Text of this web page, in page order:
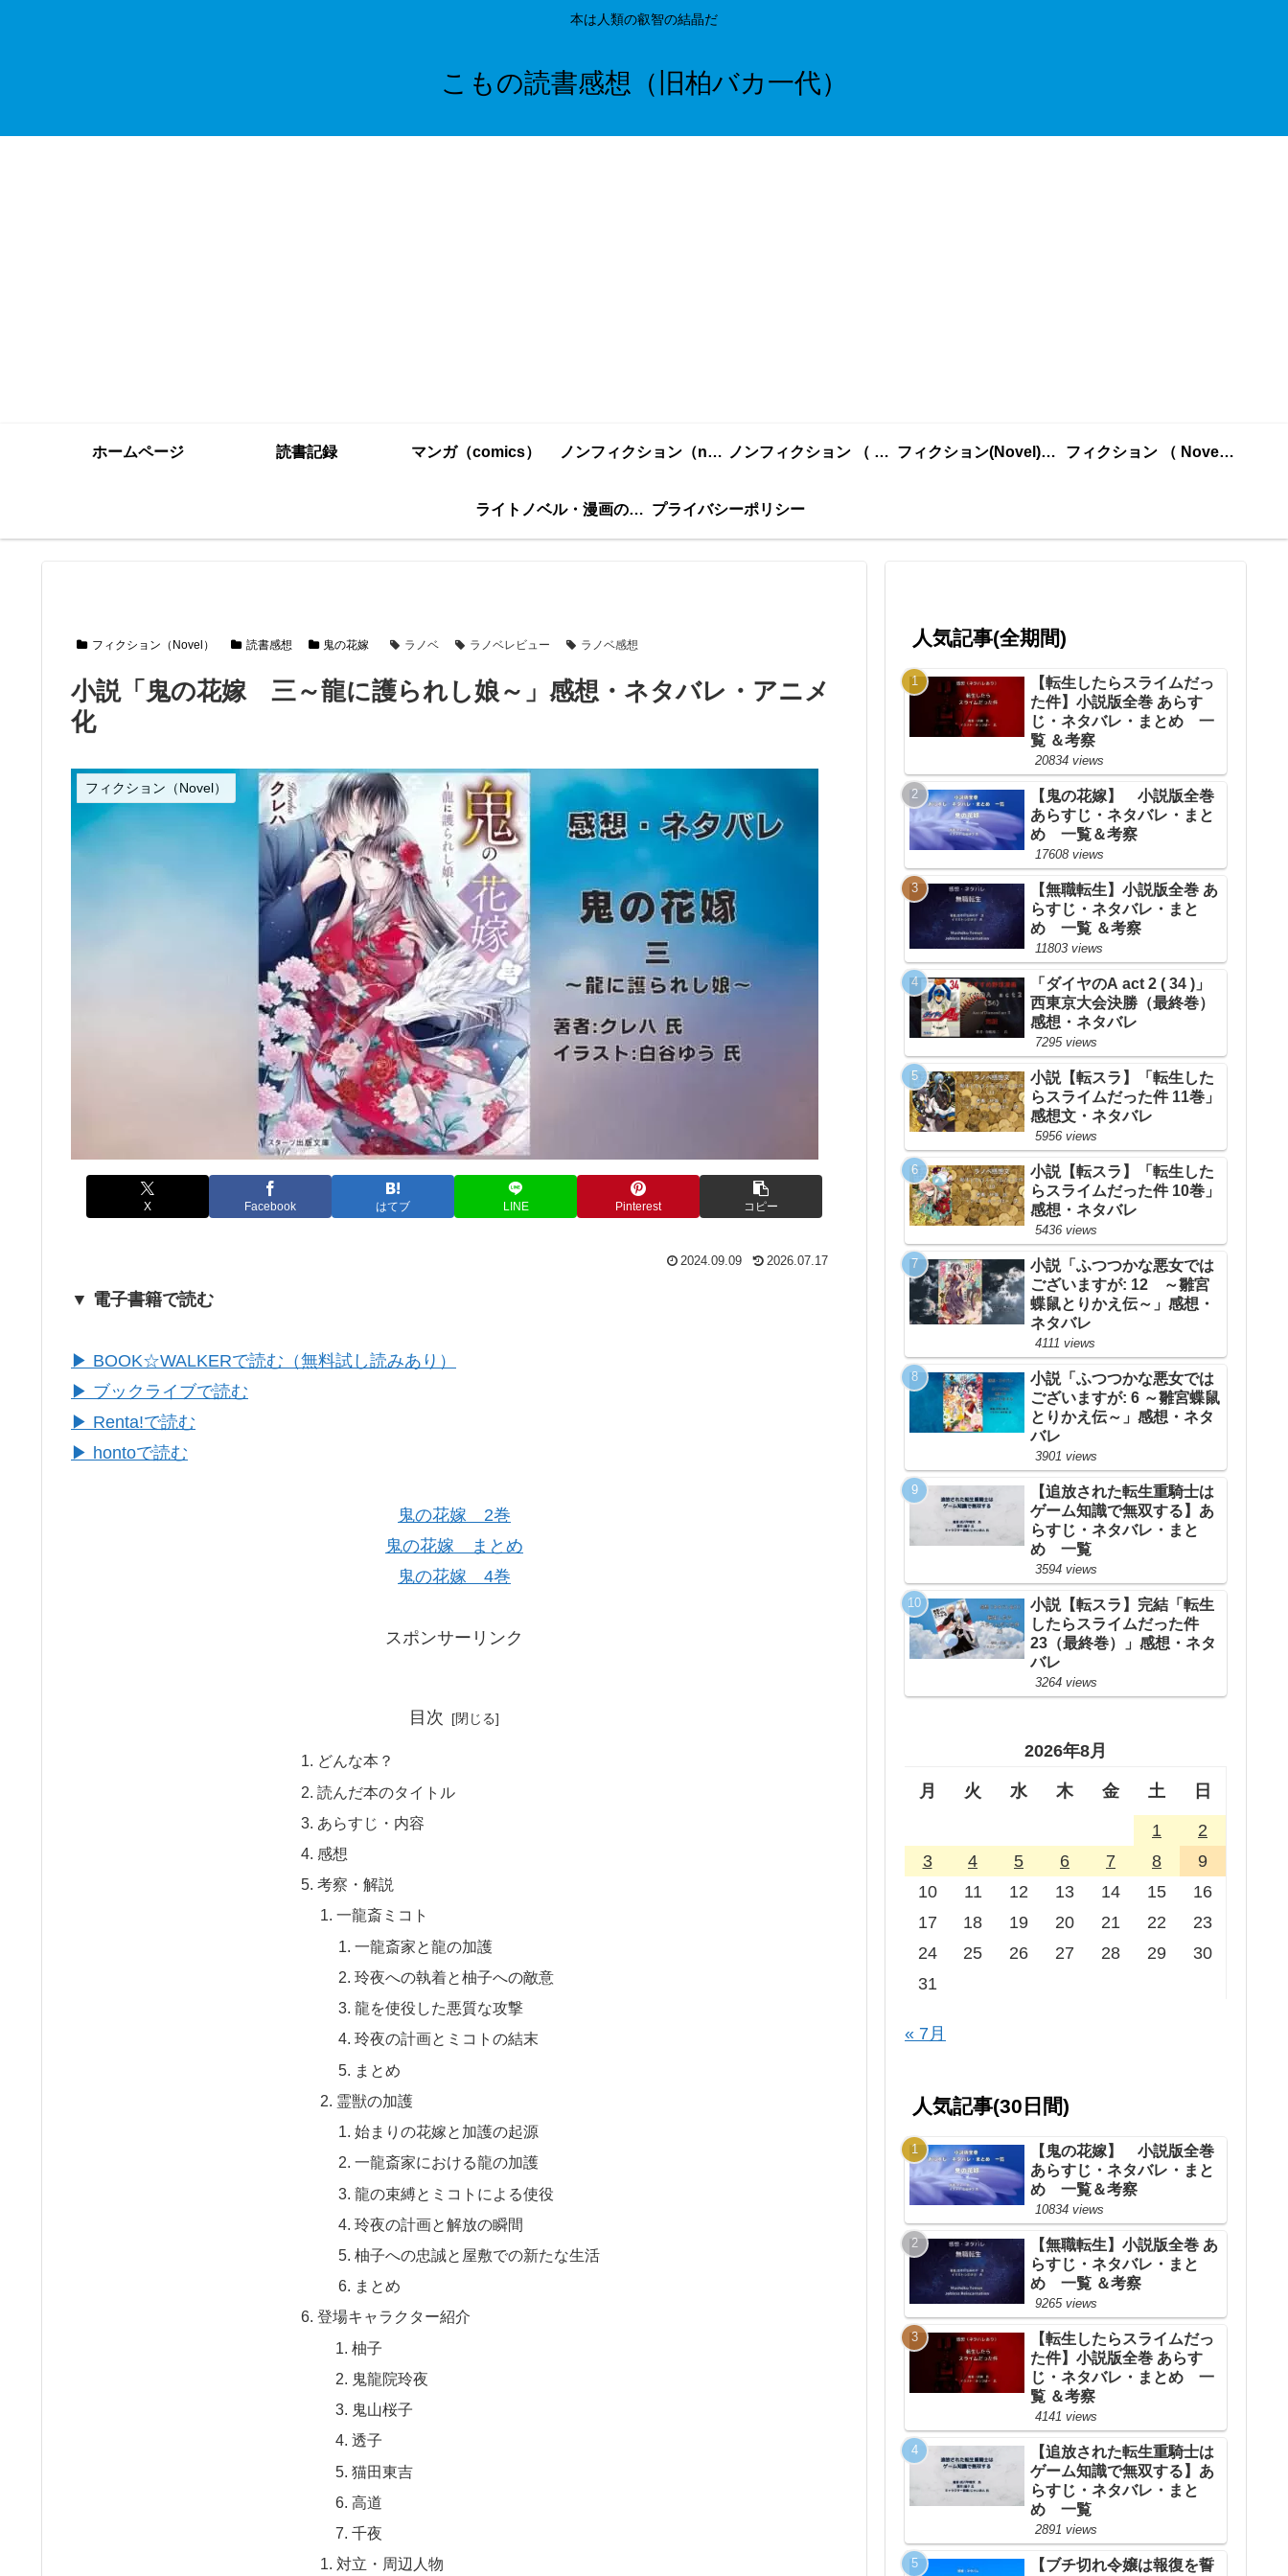
本は人類の叡智の結晶だ
こもの読書感想（旧柏バカ一代）
ホームページ 読書記録 マンガ（comics） ノンフィクション（nonfiction）更新順 ノンフィクション （ nonfiction ） あいうえお順 フィクション(Novel)更新順 フィクション （ Novel ） あいうえお順
ライトノベル・漫画の感想・ネタバレまとめ｜こもの読書感想 プライバシーポリシー
フィクション（Novel） 読書感想 鬼の花嫁 ラノベ ラノベレビュー ラノベ感想
小説「鬼の花嫁 三～龍に護られし娘～」感想・ネタバレ・アニメ
化
フィクション（Novel）
X Facebook はてブ LINE Pinterest コピー
2024.09.09 2026.07.17
▼ 電子書籍で読む
▶ BOOK☆WALKERで読む（無料試し読みあり）
▶ ブックライブで読む
▶ Renta!で読む
▶ hontoで読む
鬼の花嫁 2巻
鬼の花嫁 まとめ
鬼の花嫁 4巻
スポンサーリンク
目次
どんな本？
読んだ本のタイトル
あらすじ・内容
感想
考察・解説
一龍斎ミコト
一龍斎家と龍の加護
玲夜への執着と柚子への敵意
龍を使役した悪質な攻撃
玲夜の計画とミコトの結末
まとめ
霊獣の加護
始まりの花嫁と加護の起源
一龍斎家における龍の加護
龍の束縛とミコトによる使役
玲夜の計画と解放の瞬間
柚子への忠誠と屋敷での新たな生活
まとめ
登場キャラクター紹介
柚子
鬼龍院玲夜
鬼山桜子
透子
猫田東吉
高道
千夜
対立・周辺人物
人気記事(全期間)
【転生したらスライムだっ
た件】小説版全巻 あらす
じ・ネタバレ・まとめ 一
覧 ＆考察
20834 views
【鬼の花嫁】 小説版全巻
あらすじ・ネタバレ・まと
め 一覧＆考察
17608 views
【無職転生】小説版全巻 あ
らすじ・ネタバレ・まと
め 一覧 ＆考察
11803 views
「ダイヤのA act 2 ( 34 )」
西東京大会決勝（最終巻）
感想・ネタバレ
7295 views
小説【転スラ】「転生した
らスライムだった件 11巻」
感想文・ネタバレ
5956 views
小説【転スラ】「転生した
らスライムだった件 10巻」
感想・ネタバレ
5436 views
小説「ふつつかな悪女では
ございますが: 12 ～雛宮
蝶鼠とりかえ伝～」感想・
ネタバレ
4111 views
小説「ふつつかな悪女では
ございますが: 6 ～雛宮蝶鼠
とりかえ伝～」感想・ネタ
バレ
3901 views
【追放された転生重騎士は
ゲーム知識で無双する】あ
らすじ・ネタバレ・まと
め 一覧
3594 views
小説【転スラ】完結「転生
したらスライムだった件
23（最終巻）」感想・ネタ
バレ
3264 views
2026年8月
月 火 水 木 金 土 日
1
2
3
4 5 6 7 8
9
10
11 12 13 14 15
16
17
18 19 20 21 22
23
24
25 26 27 28 29
30
31
« 7月
人気記事(30日間)
【鬼の花嫁】 小説版全巻
あらすじ・ネタバレ・まと
め 一覧＆考察
10834 views
【無職転生】小説版全巻 あ
らすじ・ネタバレ・まと
め 一覧 ＆考察
9265 views
【転生したらスライムだっ
た件】小説版全巻 あらす
じ・ネタバレ・まとめ 一
覧 ＆考察
4141 views
【追放された転生重騎士は
ゲーム知識で無双する】あ
らすじ・ネタバレ・まと
め 一覧
2891 views
【ブチ切れ令嬢は報復を誓